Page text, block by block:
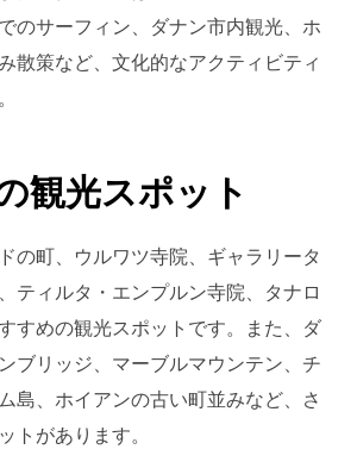
のサーフィン、ダナン市内観光、ホ
散策など、文化的なアクティビティ
観光スポット
の町、ウルワツ寺院、ギャラリータ
ティルタ・エンプルン寺院、タナロ
すめの観光スポットです。また、ダ
ブリッジ、マーブルマウンテン、チ
島、ホイアンの古い町並みなど、さ
トがあります。